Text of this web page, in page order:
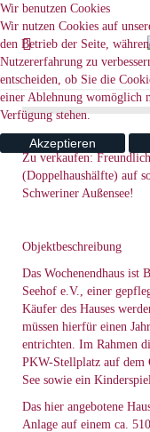
Zu verkaufen:
(Doppelhaushälfte) auf
Schweriner Außensee!
Objektbeschreibung
Das Wochenendhaus ist
Seehof e.V., einer
Käufer des Hauses
müssen hierfür einen
entrichten. Im Rahmen
PKW-Stellplatz auf dem
See sowie ein
Das hier angebotene
Anlage auf einem ca.
Wir benutzen Cookies
Wir nutzen Cookies auf
den Betrieb der Seite,
Nutzererfahrung zu
entscheiden, ob Sie die
einer Ablehnung womöglich
Verfügung stehen.
Akzeptieren